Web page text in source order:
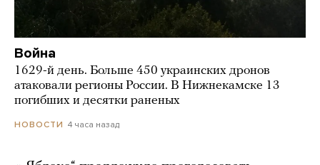
Война
1629-й день. Больше 450 украинских дронов
атаковали регионы России. В Нижнекамске 13
погибших и десятки раненых
НОВОСТИ 4 часа назад